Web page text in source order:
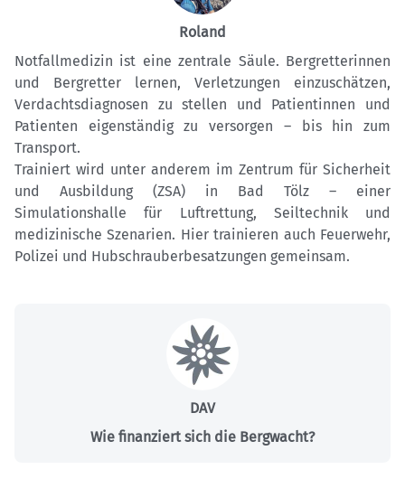
Roland
Notfallmedizin ist eine zentrale Säule. Bergretterinnen
und Bergretter lernen, Verletzungen einzuschätzen,
Verdachtsdiagnosen zu stellen und Patientinnen und
Patienten eigenständig zu versorgen – bis hin zum
Transport.
Trainiert wird unter anderem im Zentrum für Sicherheit
und Ausbildung (ZSA) in Bad Tölz – einer
Simulationshalle für Luftrettung, Seiltechnik und
medizinische Szenarien. Hier trainieren auch Feuerwehr,
Polizei und Hubschrauberbesatzungen gemeinsam.
DAV
Wie finanziert sich die Bergwacht?